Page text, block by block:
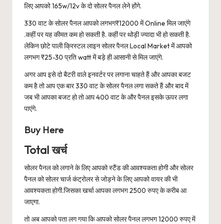
लिए आपको 165w/12v के दो सोलर पैनल लेने होंगे.
330 वाट के सोलर पैनल आपको लगभग₹12000 में Online मिल जाएंगे
.कहीं पर यह कीमत कम हो सकती है. कहीं पर थोड़ी ज्यादा भी हो सकती है.
लेकिन छोटे पाली क्रिस्टल लाइन सोलर पैनल Local Market में आपको
लगभग ₹25-30 प्रति watt में बड़े ही आसानी से मिल जाएंगे.
अगर आप इसे दो बैटरी वाले इनवर्टर पर लगाना चाहते हैं और आपका बजट
कम है तो आप एक बार 330 वाट के सोलर पैनल लगा सकते हैं और बाद में
जब भी आपका बजट हो तो आप 400 वाट के और पैनल इसके ऊपर लगा
पाएंगे.
Buy Here
Total खर्च
सोलर पैनल को लगाने के लिए आपको स्टैंड की आवश्यकता होगी और सोलर
पैनल को सोलर चार्ज कंट्रोलर से जोड़ने के लिए आपको वायर की भी
आवश्यकता होगी.जिसका खर्चा आपका लगभग 2500 रुपए के करीब आ
जाएगा.
तो अब आपको पता लग गया कि आपको सोलर पैनल लगभग 12000 रुपए में